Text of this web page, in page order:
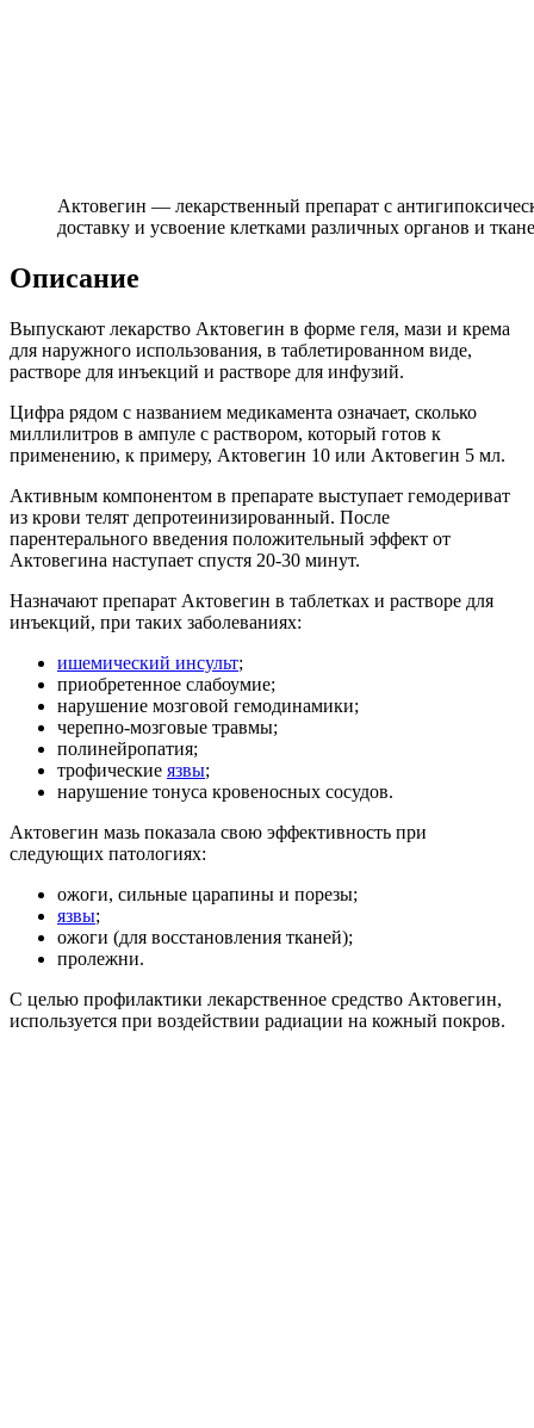
Актовегин — лекарственный препарат с
доставку и усвоение клетками различных органов и
Описание
Выпускают лекарство Актовегин в форме геля, мази и крема
для наружного использования, в таблетированном виде,
растворе для инъекций и растворе для инфузий.
Цифра рядом с названием медикамента означает, сколько
миллилитров в ампуле с раствором, который готов к
применению, к примеру, Актовегин 10 или Актовегин 5 мл.
Активным компонентом в препарате выступает гемодериват
из крови телят депротеинизированный. После
парентерального введения положительный эффект от
Актовегина наступает спустя 20-30 минут.
Назначают препарат Актовегин в таблетках и растворе для
инъекций, при таких заболеваниях:
ишемический инсульт;
приобретенное слабоумие;
нарушение мозговой гемодинамики;
черепно-мозговые травмы;
полинейропатия;
трофические язвы;
нарушение тонуса кровеносных сосудов.
Актовегин мазь показала свою эффективность при
следующих патологиях:
ожоги, сильные царапины и порезы;
язвы;
ожоги (для восстановления тканей);
пролежни.
С целью профилактики лекарственное средство Актовегин,
используется при воздействии радиации на кожный покров.